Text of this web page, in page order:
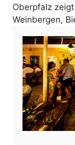
Oberpfalz
Weinbergen,